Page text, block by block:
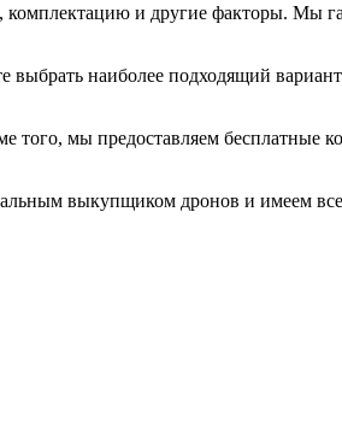
комплектацию и другие факторы. Мы
наиболее подходящий вариант
мы предоставляем бесплатные
выкупщиком дронов и имеем